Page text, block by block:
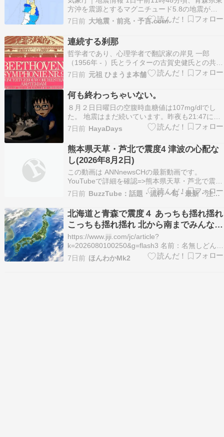
方沖を震源とするマグニチュード5.8の地震が発
生し、北海道、青森県、岩手県で最大震度4を観
測しました。この地震による津波の心配はありま
せん。 北海道、青森県、岩手県で震度4の地震 津
波の心配なし（tenki.jp） - Yaho…
7日前 大地震・前兆・予言.com
連続する刹那
哲学者であり、心理学者で翻訳家の岸見 一郎
（1956年 - ）氏とライターの古賀史健氏との共著
『「嫌われる勇気」自己啓発の源流「アドラー」
の教え』に「人生とは、いまこの瞬間をくるくる
とダンスするように生きる、連続する刹那」と言
う一節がある。そんな目まぐるしい日々の積み重
ねが人生…
7日前 元祖 ひまうま本舗
何も終わっちゃいない。
８月２日日曜日の空腹時血糖値は107mg/dlでし
た。 地震はまだ続いています。昨夜も21:47に震
度4の揺れがありました。 僕が神経質なせいもあ
りますが、ここのところ絶えず微震を感じていま
す。 飲みかけのペットボトルの水面の揺れを見
て、やはり気のせいではないことを頻繁に確認
す…
7日前 HayaDays
熊本県天草・芦北で震度4 津波の心配な
し(2026年8月2日)
この動画は ANNnewsCHの最新動画です。
YouTubeで詳細を確認=>熊本県天草・芦北で震度
4 津波の心配なし(2026年8月2日)
7日前 BuzzTube：話題・流行・旬・最新・注目の動画サイト
北海道と青森で震度４ あっちも揺れ揺れ
こっちも揺れ揺れ 北から南までみんな揺
れ揺れどうなるの？
https://www.jiji.com/jc/article?
k=2026080100250&g=flash3 名前：名無しどんぶ
らこ[] 投稿日：2026/08/01(土) 12:08:54.73
ID:OuUQgNLq0.netあっちも揺れ揺れこっちも揺
7日前 ほんわかMk2